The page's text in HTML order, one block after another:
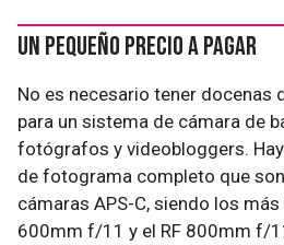
Un pequeño precio a pagar
No es necesario tener docenas
para un sistema de cámara de
fotógrafos y videobloggers.
de fotograma completo que
cámaras APS-C, siendo los
600mm f/11 y el RF 800mm f/